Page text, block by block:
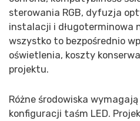
sterowania RGB, dyfuzja
instalacji i długoterminowa
wszystko to bezpośrednio
oświetlenia, koszty
projektu.
Różne środowiska
konfiguracji taśm LED.